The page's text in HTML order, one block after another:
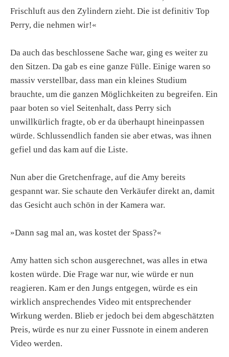
Frischluft aus den Zylindern zieht. Die ist definitiv Top
Perry, die nehmen wir!«
Da auch das beschlossene Sache war, ging es weiter zu
den Sitzen. Da gab es eine ganze Fülle. Einige waren so
massiv verstellbar, dass man ein kleines Studium
brauchte, um die ganzen Möglichkeiten zu begreifen. Ein
paar boten so viel Seitenhalt, dass Perry sich
unwillkürlich fragte, ob er da überhaupt hineinpassen
würde. Schlussendlich fanden sie aber etwas, was ihnen
gefiel und das kam auf die Liste.
Nun aber die Gretchenfrage, auf die Amy bereits
gespannt war. Sie schaute den Verkäufer direkt an, damit
das Gesicht auch schön in der Kamera war.
»Dann sag mal an, was kostet der Spass?«
Amy hatten sich schon ausgerechnet, was alles in etwa
kosten würde. Die Frage war nur, wie würde er nun
reagieren. Kam er den Jungs entgegen, würde es ein
wirklich ansprechendes Video mit entsprechender
Wirkung werden. Blieb er jedoch bei dem abgeschätzten
Preis, würde es nur zu einer Fussnote in einem anderen
Video werden.